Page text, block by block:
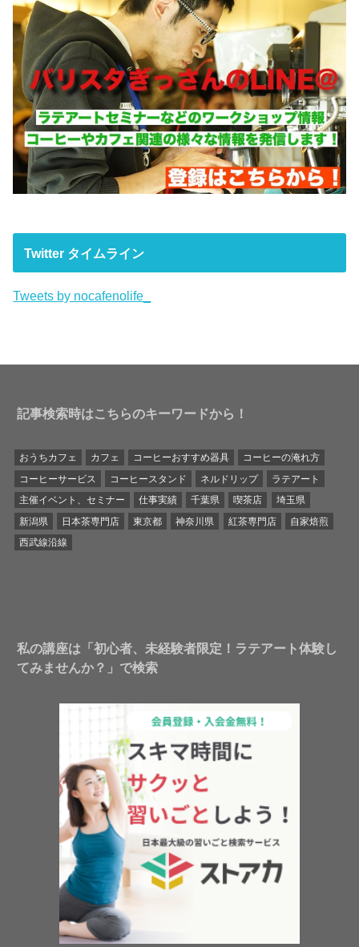
Twitter タイムライン
Tweets by nocafenolife_
記事検索時はこちらのキーワードから！
おうちカフェ カフェ コーヒーおすすめ器具
コーヒーの淹れ方
コーヒーサービス
コーヒースタンド ネルドリップ
ラテアート
主催イベント、セミナー
仕事実績 千葉県 喫茶店
埼玉県
新潟県
日本茶専門店 東京都 神奈川県 紅茶専門店
自家焙煎
西武線沿線
私の講座は「初心者、未経験者限定！ラテアート体験し
てみませんか？」で検索